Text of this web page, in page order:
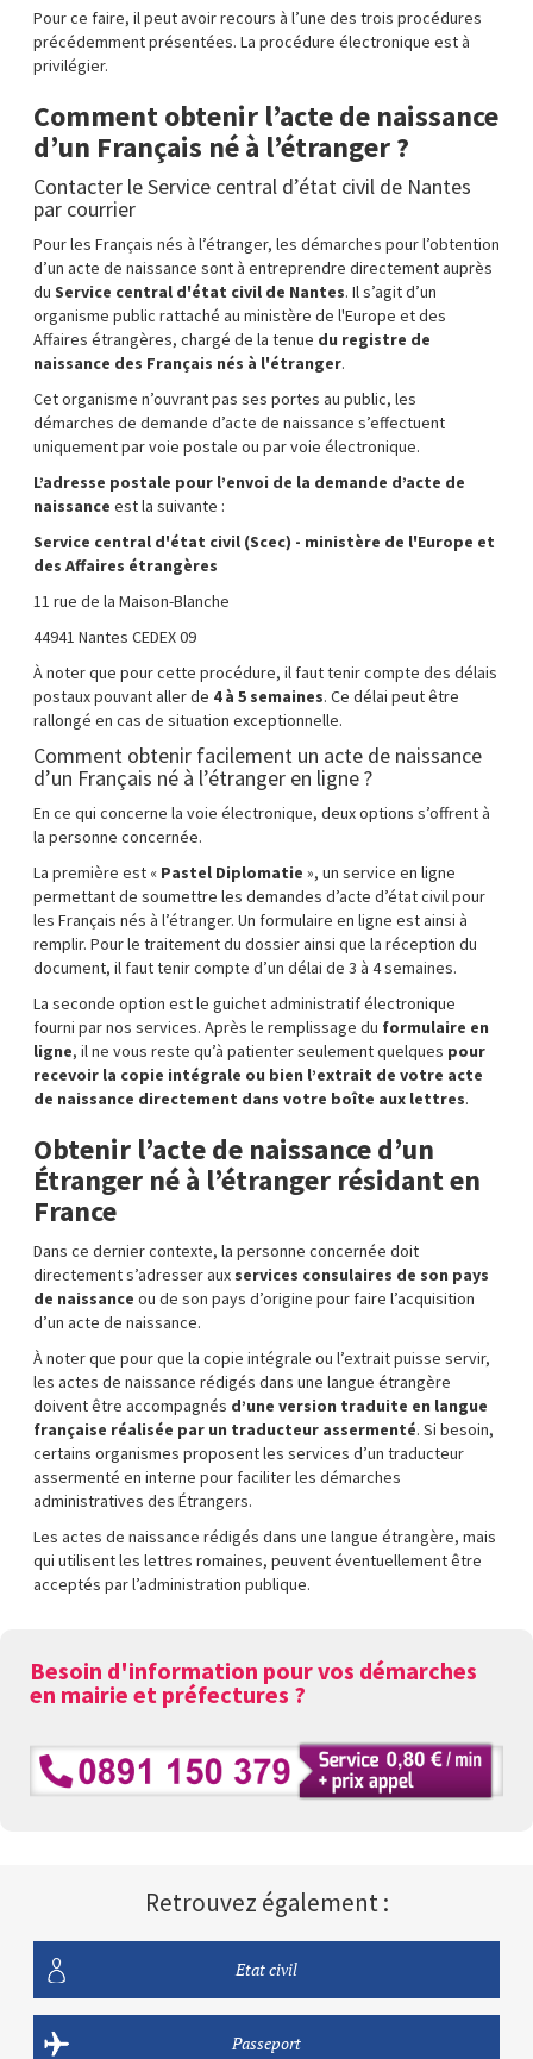
Pour ce faire, il peut avoir recours à l’une des trois procédures
précédemment présentées. La procédure électronique est à
privilégier.
Comment obtenir l’acte de naissance
d’un Français né à l’étranger ?
Contacter le Service central d’état civil de Nantes
par courrier
Pour les Français nés à l’étranger, les démarches pour l’obtention
d’un acte de naissance sont à entreprendre directement auprès
du Service central d'état civil de Nantes. Il s’agit d’un
organisme public rattaché au ministère de l'Europe et des
Affaires étrangères, chargé de la tenue du registre de
naissance des Français nés à l'étranger.
Cet organisme n’ouvrant pas ses portes au public, les
démarches de demande d’acte de naissance s’effectuent
uniquement par voie postale ou par voie électronique.
L’adresse postale pour l’envoi de la demande d’acte de
naissance est la suivante :
Service central d'état civil (Scec) - ministère de l'Europe et
des Affaires étrangères
11 rue de la Maison-Blanche
44941 Nantes CEDEX 09
À noter que pour cette procédure, il faut tenir compte des délais
postaux pouvant aller de 4 à 5 semaines. Ce délai peut être
rallongé en cas de situation exceptionnelle.
Comment obtenir facilement un acte de naissance
d’un Français né à l’étranger en ligne ?
En ce qui concerne la voie électronique, deux options s’offrent à
la personne concernée.
La première est « Pastel Diplomatie », un service en ligne
permettant de soumettre les demandes d’acte d’état civil pour
les Français nés à l’étranger. Un formulaire en ligne est ainsi à
remplir. Pour le traitement du dossier ainsi que la réception du
document, il faut tenir compte d’un délai de 3 à 4 semaines.
La seconde option est le guichet administratif électronique
fourni par nos services. Après le remplissage du formulaire en
ligne, il ne vous reste qu’à patienter seulement quelques pour
recevoir la copie intégrale ou bien l’extrait de votre acte
de naissance directement dans votre boîte aux lettres.
Obtenir l’acte de naissance d’un
Étranger né à l’étranger résidant en
France
Dans ce dernier contexte, la personne concernée doit
directement s’adresser aux services consulaires de son pays
de naissance ou de son pays d’origine pour faire l’acquisition
d’un acte de naissance.
À noter que pour que la copie intégrale ou l’extrait puisse servir,
les actes de naissance rédigés dans une langue étrangère
doivent être accompagnés d’une version traduite en langue
française réalisée par un traducteur assermenté. Si besoin,
certains organismes proposent les services d’un traducteur
assermenté en interne pour faciliter les démarches
administratives des Étrangers.
Les actes de naissance rédigés dans une langue étrangère, mais
qui utilisent les lettres romaines, peuvent éventuellement être
acceptés par l’administration publique.
Besoin d'information pour vos démarches
en mairie et préfectures ?
Retrouvez également :
Etat civil
Passeport